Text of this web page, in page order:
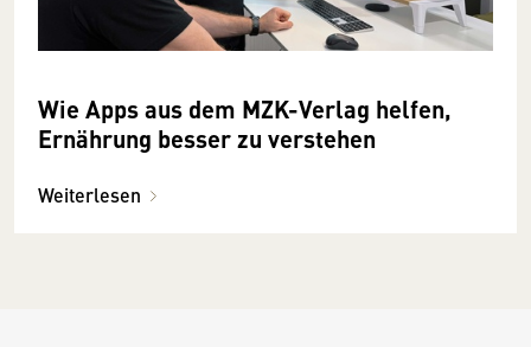
Wie Apps aus dem MZK-Verlag helfen,
Ernährung besser zu verstehen
Weiterlesen